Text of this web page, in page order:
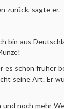
zurück, sagte er.
bin aus
es schon früher
seine Art. Er
und noch mehr